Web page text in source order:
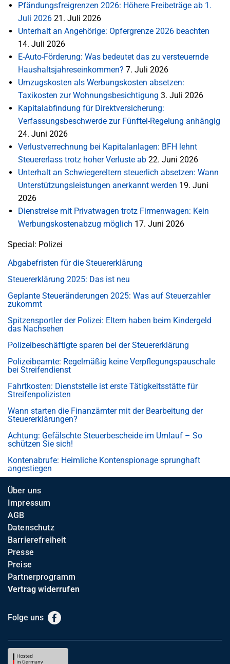
Pfändungsfreigrenzen 2026: Höhere Freibeträge ab 1.
Juli 2026 21. Juli 2026
Unterhalt an Angehörige: Opfergrenze 2026 beachten
14. Juli 2026
E-Auto-Förderung: Was bedeutet das zu versteuernde
Haushaltsjahreseinkommen? 7. Juli 2026
Umzugskosten als Werbungskosten absetzen:
Taxikosten zur Wohnungsbesichtigung 3. Juli 2026
Kapitalabfindung für Direktversicherung:
Verfassungsbeschwerde zur Fünftel-Regelung anhängig
24. Juni 2026
Verlustverrechnung bei Kapitalanlagen: BFH lehnt
Steuererlass trotz hoher Verluste ab 22. Juni 2026
Unterhalt an Schwiegereltern steuerlich absetzen: Wann
Unterstützungsleistungen anerkannt werden 19. Juni
2026
Dienstreise mit Privatwagen trotz Firmenwagen: Kein
Werbungskostenabzug möglich 17. Juni 2026
Special: Polizei
Abgabefristen für die Steuererklärung
Steuererklärung 2025: Das ist neu
Geplante Steueränderungen 2025: Was auf Steuerzahler
zukommt
Spitzensportler der Polizei: Eltern haben beim Kindergeld
das Nachsehen
Polizeibeschäftigte sparen bei der Steuererklärung
Polizeibeamte: Regelmäßig keine Verpflegungspauschale
bei Streifendienst
Fahrtkosten: Dienststelle ist erste Tätigkeitsstätte für
Streifenpolizisten
Wann starten die Finanzämter mit der Bearbeitung der
Steuererklärungen?
Achtung: Gefälschte Steuerbescheide im Umlauf – So
schützen Sie sich!
Kontenabrufe: Heimliche Kontenspionage sprunghaft
angestiegen
Über uns
Impressum
AGB
Datenschutz
Barrierefreiheit
Presse
Preise
Partnerprogramm
Vertrag widerrufen
Folge uns Facebook